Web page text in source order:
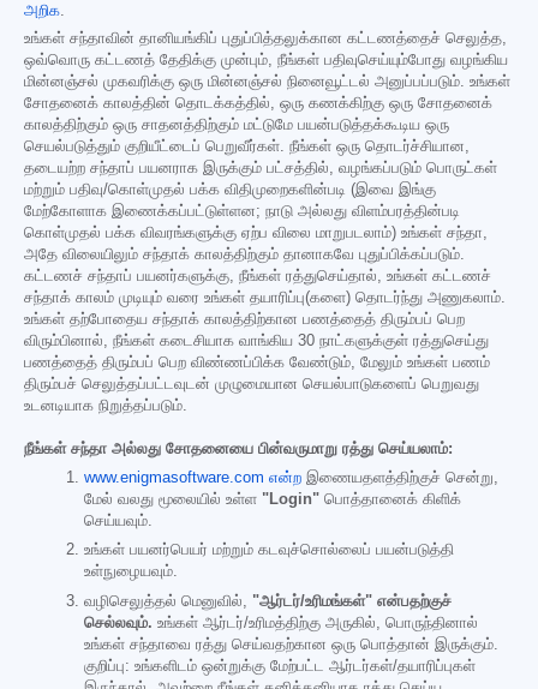
அறிக.
உங்கள் சந்தாவின் தானியங்கிப் புதுப்பித்தலுக்கான கட்டணத்தைச் செலுத்த,
ஒவ்வொரு கட்டணத் தேதிக்கு முன்பும், நீங்கள் பதிவுசெய்யும்போது வழங்கிய
மின்னஞ்சல் முகவரிக்கு ஒரு மின்னஞ்சல் நினைவூட்டல் அனுப்பப்படும். உங்கள்
சோதனைக் காலத்தின் தொடக்கத்தில், ஒரு கணக்கிற்கு ஒரு சோதனைக்
காலத்திற்கும் ஒரு சாதனத்திற்கும் மட்டுமே பயன்படுத்தக்கூடிய ஒரு
செயல்படுத்தும் குறியீட்டைப் பெறுவீர்கள். நீங்கள் ஒரு தொடர்ச்சியான,
தடையற்ற சந்தாப் பயனராக இருக்கும் பட்சத்தில், வழங்கப்படும் பொருட்கள்
மற்றும் பதிவு/கொள்முதல் பக்க விதிமுறைகளின்படி (இவை இங்கு
மேற்கோளாக இணைக்கப்பட்டுள்ளன; நாடு அல்லது விளம்பரத்தின்படி
கொள்முதல் பக்க விவரங்களுக்கு ஏற்ப விலை மாறுபடலாம்) உங்கள் சந்தா,
அதே விலையிலும் சந்தாக் காலத்திற்கும் தானாகவே புதுப்பிக்கப்படும்.
கட்டணச் சந்தாப் பயனர்களுக்கு, நீங்கள் ரத்துசெய்தால், உங்கள் கட்டணச்
சந்தாக் காலம் முடியும் வரை உங்கள் தயாரிப்பு(களை) தொடர்ந்து அணுகலாம்.
உங்கள் தற்போதைய சந்தாக் காலத்திற்கான பணத்தைத் திரும்பப் பெற
விரும்பினால், நீங்கள் கடைசியாக வாங்கிய 30 நாட்களுக்குள் ரத்துசெய்து
பணத்தைத் திரும்பப் பெற விண்ணப்பிக்க வேண்டும், மேலும் உங்கள் பணம்
திரும்பச் செலுத்தப்பட்டவுடன் முழுமையான செயல்பாடுகளைப் பெறுவது
உடனடியாக நிறுத்தப்படும்.
நீங்கள் சந்தா அல்லது சோதனையை பின்வருமாறு ரத்து செய்யலாம்:
www.enigmasoftware.com என்ற இணையதளத்திற்குச் சென்று,
மேல் வலது மூலையில் உள்ள "Login" பொத்தானைக் கிளிக்
செய்யவும்.
உங்கள் பயனர்பெயர் மற்றும் கடவுச்சொல்லைப் பயன்படுத்தி
உள்நுழையவும்.
வழிசெலுத்தல் மெனுவில், "ஆர்டர்/உரிமங்கள்" என்பதற்குச்
செல்லவும். உங்கள் ஆர்டர்/உரிமத்திற்கு அருகில், பொருந்தினால்
உங்கள் சந்தாவை ரத்து செய்வதற்கான ஒரு பொத்தான் இருக்கும்.
குறிப்பு: உங்களிடம் ஒன்றுக்கு மேற்பட்ட ஆர்டர்கள்/தயாரிப்புகள்